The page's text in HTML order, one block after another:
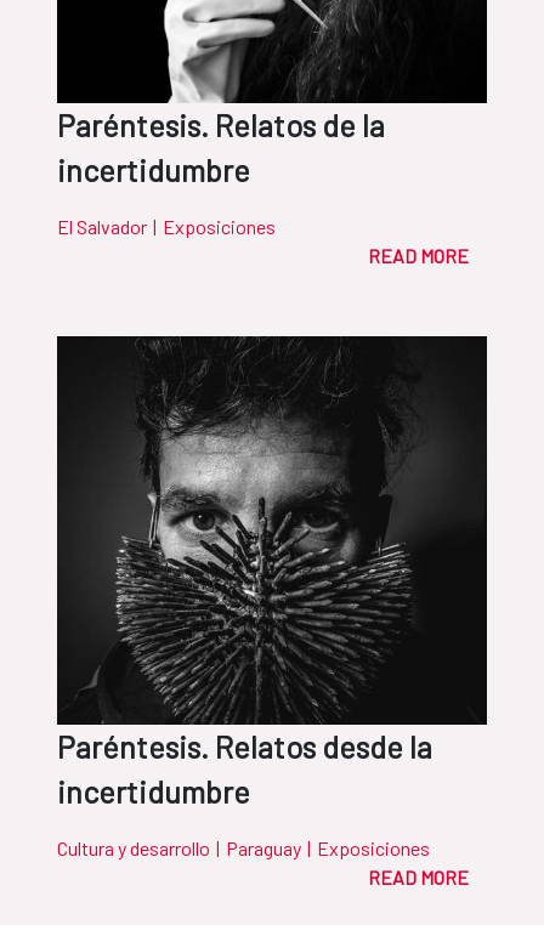
Paréntesis. Relatos de la
incertidumbre
El Salvador | Exposiciones
READ MORE
Paréntesis. Relatos desde la
incertidumbre
Cultura y desarrollo | Paraguay | Exposiciones
READ MORE